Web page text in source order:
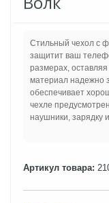
Стильный чехол с
защитит ваш
размерах,
материал надежно
обеспечивает
чехле
наушники, зарядку
Артикул товара: